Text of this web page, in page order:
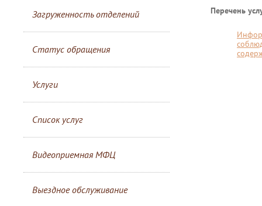
Загруженность отделений
Статус обращения
Услуги
Список услуг
Видеоприемная МФЦ
Выездное обслуживание
Перечень